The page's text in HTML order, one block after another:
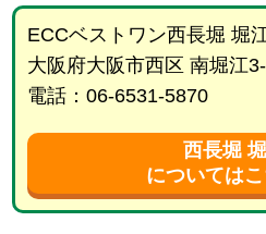
ECCベストワン西長堀 堀
大阪府大阪市西区 南堀江
電話：06-6531-5870
西長堀
については